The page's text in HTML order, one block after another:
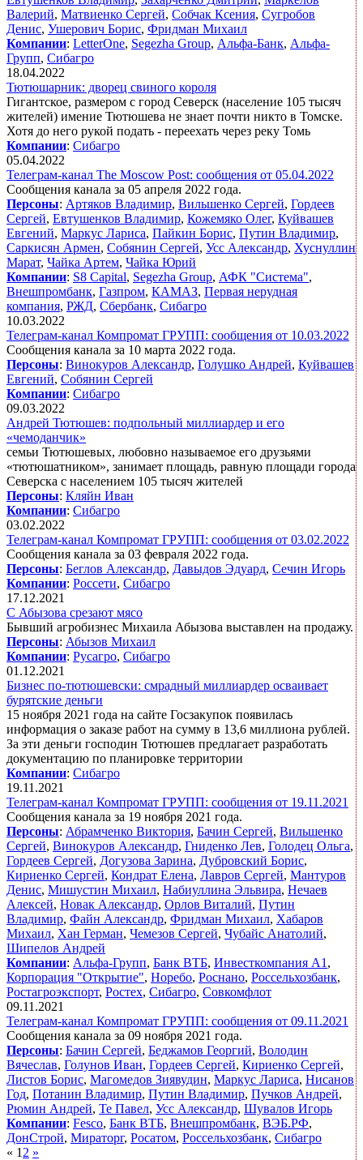
Валерий, Матвиенко Сергей, Собчак Ксения, Сугробов
Денис, Ушерович Борис, Фридман Михаил
Компании: LetterOne, Segezha Group, Альфа-Банк, Альфа-
Групп, Сибагро
18.04.2022
Тютюшарник: дворец свиного короля
Гигантское, размером с город Северск (население 105 тысяч
жителей) имение Тютюшева не знает почти никто в Томске.
Хотя до него рукой подать - переехать через реку Томь
Компании: Сибагро
05.04.2022
Телеграм-канал The Moscow Post: сообщения от 05.04.2022
Сообщения канала за 05 апреля 2022 года.
Персоны: Артяков Владимир, Вильшенко Сергей, Гордеев
Сергей, Евтушенков Владимир, Кожемяко Олег, Куйвашев
Евгений, Маркус Лариса, Пайкин Борис, Путин Владимир,
Саркисян Армен, Собянин Сергей, Усс Александр, Хуснуллин
Марат, Чайка Артем, Чайка Юрий
Компании: S8 Capital, Segezha Group, АФК "Система",
Внешпромбанк, Газпром, КАМАЗ, Первая нерудная
компания, РЖД, Сбербанк, Сибагро
10.03.2022
Телеграм-канал Компромат ГРУПП: сообщения от 10.03.2022
Сообщения канала за 10 марта 2022 года.
Персоны: Винокуров Александр, Голушко Андрей, Куйвашев
Евгений, Собянин Сергей
Компании: Сибагро
09.03.2022
Андрей Тютюшев: подпольный миллиардер и его
«чемоданчик»
семьи Тютюшевых, любовно называемое его друзьями
«тютюшатником», занимает площадь, равную площади города
Северска с населением 105 тысяч жителей
Персоны: Кляйн Иван
Компании: Сибагро
03.02.2022
Телеграм-канал Компромат ГРУПП: сообщения от 03.02.2022
Сообщения канала за 03 февраля 2022 года.
Персоны: Беглов Александр, Давыдов Эдуард, Сечин Игорь
Компании: Россети, Сибагро
17.12.2021
С Абызова срезают мясо
Бывший агробизнес Михаила Абызова выставлен на продажу.
Персоны: Абызов Михаил
Компании: Русагро, Сибагро
01.12.2021
Бизнес по-тютюшевски: смрадный миллиардер осваивает
бурятские деньги
15 ноября 2021 года на сайте Госзакупок появилась
информация о заказе работ на сумму в 13,6 миллиона рублей.
За эти деньги господин Тютюшев предлагает разработать
документацию по планировке территории
Компании: Сибагро
19.11.2021
Телеграм-канал Компромат ГРУПП: сообщения от 19.11.2021
Сообщения канала за 19 ноября 2021 года.
Персоны: Абрамченко Виктория, Бачин Сергей, Вильшенко
Сергей, Винокуров Александр, Гниденко Лев, Голодец Ольга,
Гордеев Сергей, Догузова Зарина, Дубровский Борис,
Кириенко Сергей, Кондрат Елена, Лавров Сергей, Мантуров
Денис, Мишустин Михаил, Набиуллина Эльвира, Нечаев
Алексей, Новак Александр, Орлов Виталий, Путин
Владимир, Файн Александр, Фридман Михаил, Хабаров
Михаил, Хан Герман, Чемезов Сергей, Чубайс Анатолий,
Шипелов Андрей
Компании: Альфа-Групп, Банк ВТБ, Инвесткомпания А1 ,
Корпорация "Открытие", Норебо, Роснано, Россельхозбанк,
Ростагроэкспорт, Ростех, Сибагро, Совкомфлот
09.11.2021
Телеграм-канал Компромат ГРУПП: сообщения от 09.11.2021
Сообщения канала за 09 ноября 2021 года.
Персоны: Бачин Сергей, Беджамов Георгий, Володин
Вячеслав, Голунов Иван, Гордеев Сергей, Кириенко Сергей,
Листов Борис, Магомедов Зиявудин, Маркус Лариса, Нисанов
Год, Потанин Владимир, Путин Владимир, Пучков Андрей,
Рюмин Андрей, Те Павел, Усс Александр, Шувалов Игорь
Компании: Fesco, Банк ВТБ, Внешпромбанк, ВЭБ.РФ,
ДонСтрой, Мираторг, Росатом, Россельхозбанк, Сибагро
« 1 2 »